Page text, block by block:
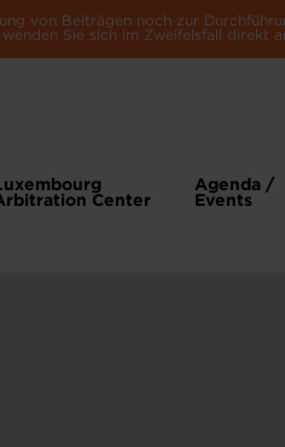
von Beiträgen noch zur
Sie sich im Zweifelsfall direkt
Center
Agenda /
Events